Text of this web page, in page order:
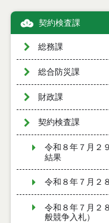
契約検査課
総務課
総合防災課
財政課
契約検査課
令和８年７月２
結果
令和８年７月２
令和８年７月２
般競争入札）